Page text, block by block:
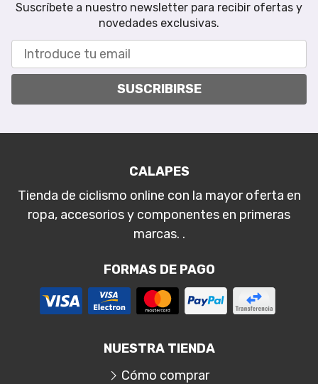
Suscríbete a nuestro newsletter para recibir ofertas y
novedades exclusivas.
SUSCRIBIRSE
CALAPES
Tienda de ciclismo online con la mayor oferta en
ropa, accesorios y componentes en primeras
marcas. .
FORMAS DE PAGO
NUESTRA TIENDA
Cómo comprar